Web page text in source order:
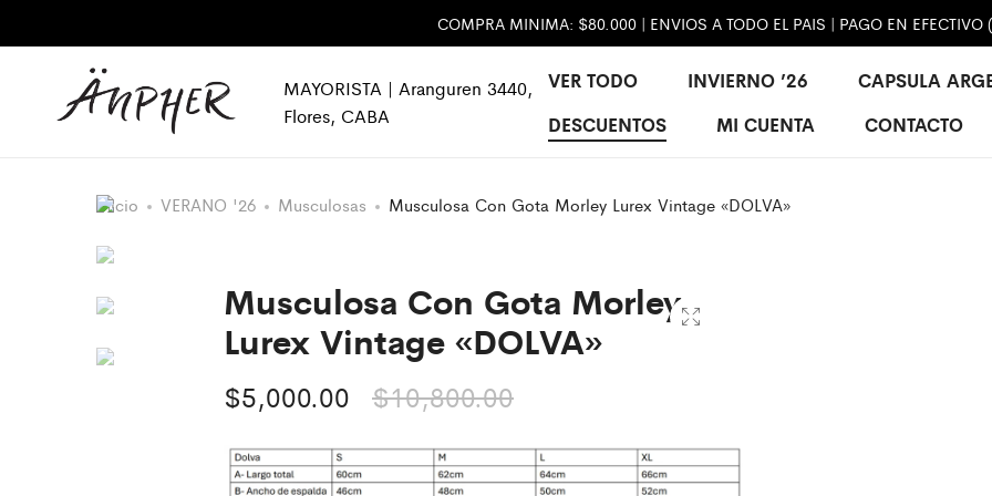
COMPRA MINIMA: $80.000 | ENVIOS A TODO EL PAIS | PAGO EN EFECTIVO
MAYORISTA | Aranguren 3440,
Flores, CABA
VER TODO INVIERNO ’26 CAPSULA
DESCUENTOS
MI CUENTA CONTACTO
Inicio VERANO '26 Musculosas Musculosa Con Gota Morley Lurex Vintage «DOLVA»
Musculosa Con Gota Morley
Lurex Vintage «DOLVA»
$10,800.00
$5,000.00